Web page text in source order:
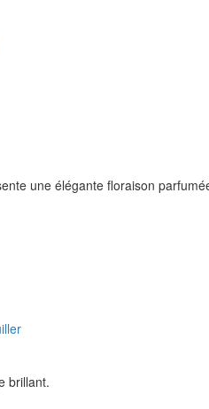
une élégante floraison
brillant.